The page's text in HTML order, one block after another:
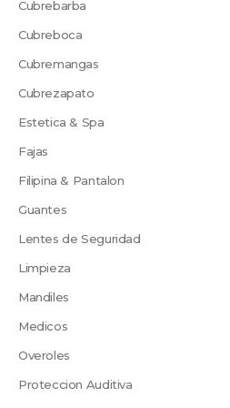
Cubrebarba
Cubreboca
Cubremangas
Cubrezapato
Estetica & Spa
Fajas
Filipina & Pantalon
Guantes
Lentes de Seguridad
Limpieza
Mandiles
Medicos
Overoles
Proteccion Auditiva